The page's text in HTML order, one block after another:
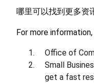
哪里可以找到更多资
For more
Office of
Small
get a fast